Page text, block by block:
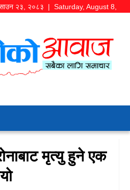
२३, २०८३ | Saturday, August 8,
मृत्यु हुने एक